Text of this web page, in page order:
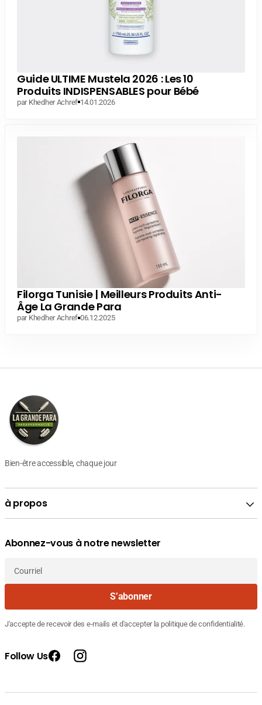
URIAGE BARIESUN 100 FLUIDE EXTREME de
DT
courant
Guide ULTIME Mustela 2026 : Les 10
Produits INDISPENSABLES pour Bébé
par Khedher Achref 14.01.2026
Filorga Tunisie | Meilleurs Produits Anti-
Âge La Grande Para
par Khedher Achref 06.12.2025
Bien-être accessible, chaque jour
à propos
Abonnez-vous à notre newsletter
Courriel
S’abonner
J'accepte de recevoir des e-mails et d'accepter la politique de confidentialité.
Follow Us FacebookInstagram